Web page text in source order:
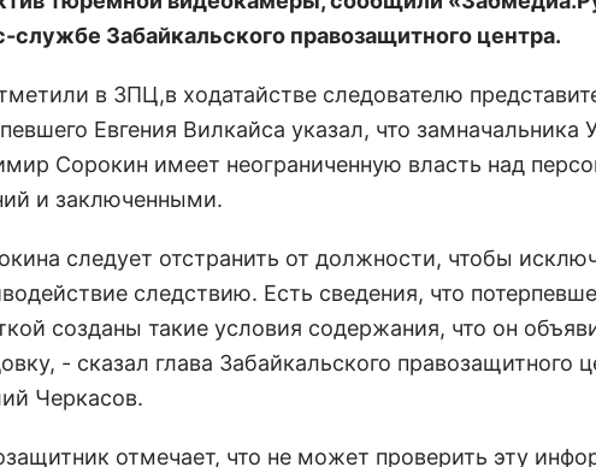
службе Забайкальского правозащитного центра.
в ЗПЦ,в ходатайстве следователю
Евгения Вилкайса указал, что
Сорокин имеет неограниченную власть над
и заключенными.
следует отстранить от должности, чтобы
следствию. Есть сведения, что
созданы такие условия содержания, что он
- сказал глава Забайкальского правозащитного
Черкасов.
отмечает, что не может проверить эту